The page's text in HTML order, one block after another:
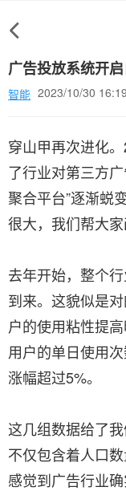
广告投放系统开
智能 2023/10/30
穿山甲再次进化
了行业对第三方
聚合平台”逐渐蜕
很大，我们帮大家
去年开始，整个
到来。这貌似是
户的使用粘性提
用户的单日使用
涨幅超过5%。
这几组数据给了
不仅包含着人口
感觉到广告行业